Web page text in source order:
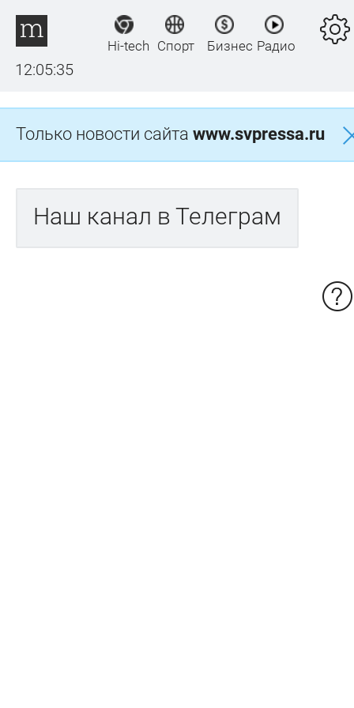
12:05:36
Hi-tech Спорт Бизнес Радио
Только новости сайта www.svpressa.ru
Наш канал в Телеграм